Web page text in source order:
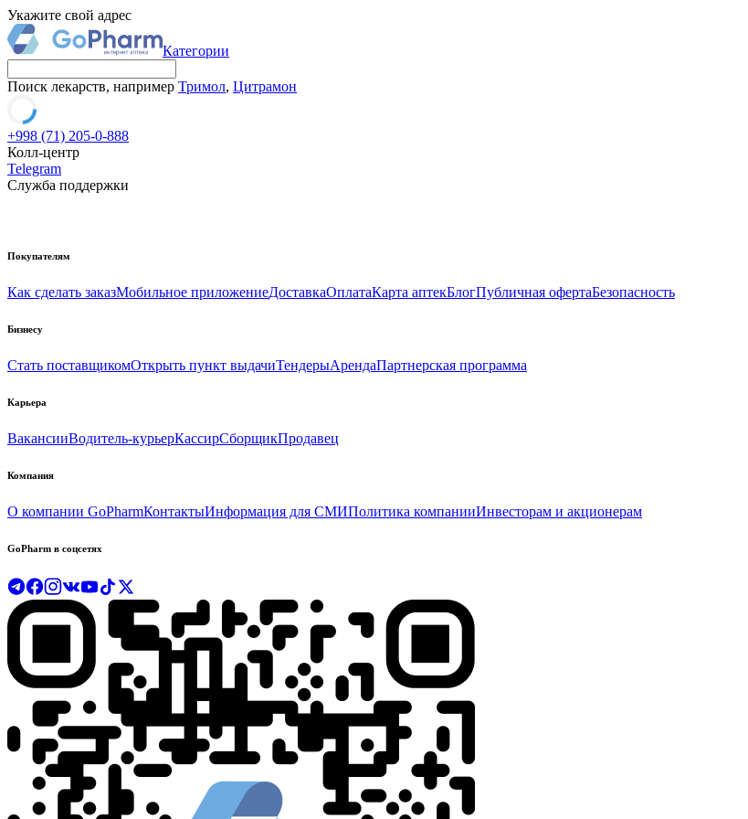
Укажите свой адрес
Категории
Поиск лекарств, например Тримол, Цитрамон
+998 (71) 205-0-888
Колл-центр
Telegram
Служба поддержки
Покупателям
Как сделать заказМобильное приложениеДоставкаОплатаКарта аптекБлогПубличная офертаБезопасность
Бизнесу
Стать поставщикомОткрыть пункт выдачиТендерыАрендаПартнерская программа
Карьера
ВакансииВодитель-курьерКассирСборщикПродавец
Компания
О компании GoPharmКонтактыИнформация для СМИПолитика компанииИнвесторам и акционерам
GoPharm в соцсетях